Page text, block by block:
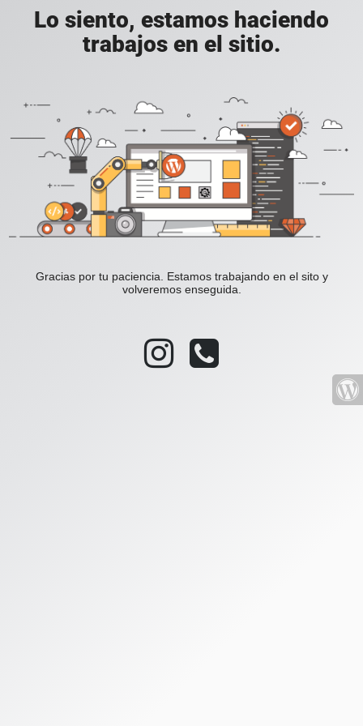
Lo siento, estamos haciendo
trabajos en el sitio.
Gracias por tu paciencia. Estamos trabajando en el sito y
volveremos enseguida.